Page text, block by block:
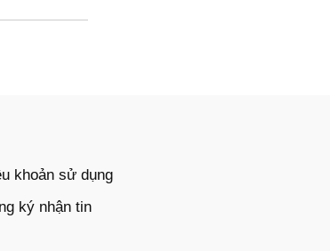
khoản sử dụng
ký nhận tin